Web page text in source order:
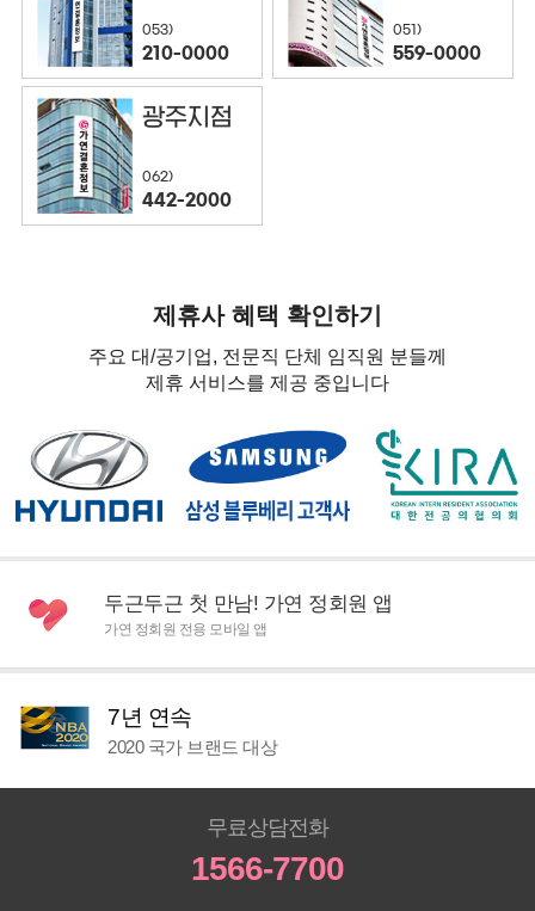
053)
210-0000
051)
559-0000
광주지점
062)
442-2000
제휴사 혜택 확인하기
주요 대/공기업, 전문직 단체 임직원 분들께
제휴 서비스를 제공 중입니다
두근두근 첫 만남! 가연 정회원 앱
가연 정회원 전용 모바일 앱
7년 연속
2020 국가 브랜드 대상
무료상담전화
1566-7700